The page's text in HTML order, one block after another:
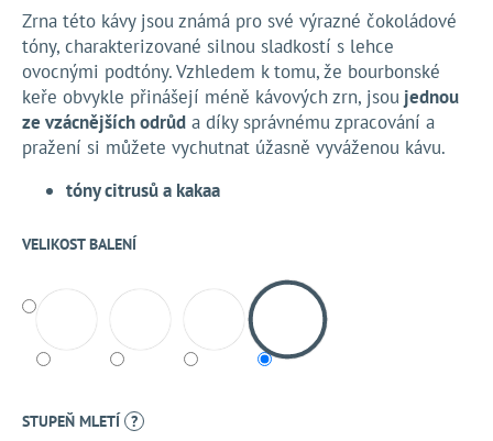
hvězdiček.
Zrna této kávy jsou známá pro své výrazné čokoládové
tóny, charakterizované silnou sladkostí s lehce
ovocnými podtóny. Vzhledem k tomu, že bourbonské
keře obvykle přinášejí méně kávových zrn, jsou jednou
ze vzácnějších odrůd a díky správnému zpracování a
pražení si můžete vychutnat úžasně vyváženou kávu.
tóny citrusů a kakaa
VELIKOST BALENÍ
STUPEŇ MLETÍ ?
D
o
p
o
r
u
j
e